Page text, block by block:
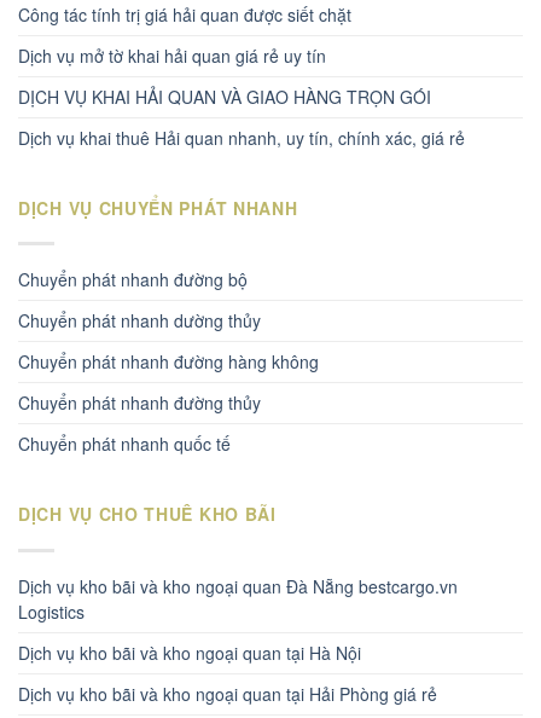
Công tác tính trị giá hải quan được siết chặt
Dịch vụ mở tờ khai hải quan giá rẻ uy tín
DỊCH VỤ KHAI HẢI QUAN VÀ GIAO HÀNG TRỌN GÓI
Dịch vụ khai thuê Hải quan nhanh, uy tín, chính xác, giá rẻ
DỊCH VỤ CHUYỂN PHÁT NHANH
Chuyển phát nhanh đường bộ
Chuyển phát nhanh dường thủy
Chuyển phát nhanh đường hàng không
Chuyển phát nhanh đường thủy
Chuyển phát nhanh quốc tế
DỊCH VỤ CHO THUÊ KHO BÃI
Dịch vụ kho bãi và kho ngoại quan Đà Nẵng bestcargo.vn
Logistics
Dịch vụ kho bãi và kho ngoại quan tại Hà Nội
Dịch vụ kho bãi và kho ngoại quan tại Hải Phòng giá rẻ